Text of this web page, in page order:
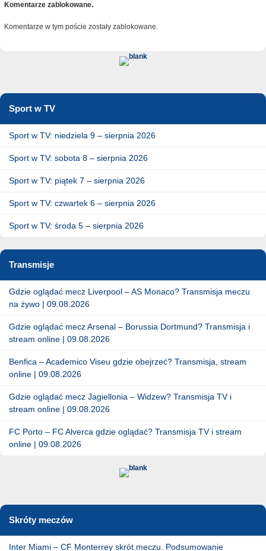
Komentarze zablokowane.
Komentarze w tym poście zostały zablokowane.
Sport w TV
Sport w TV: niedziela 9 – sierpnia 2026
Sport w TV: sobota 8 – sierpnia 2026
Sport w TV: piątek 7 – sierpnia 2026
Sport w TV: czwartek 6 – sierpnia 2026
Sport w TV: środa 5 – sierpnia 2026
Transmisje
Gdzie oglądać mecz Liverpool – AS Monaco? Transmisja meczu
na żywo | 09.08.2026
Gdzie oglądać mecz Arsenal – Borussia Dortmund? Transmisja i
stream online | 09.08.2026
Benfica – Academico Viseu gdzie obejrzeć? Transmisja, stream
online | 09.08.2026
Gdzie oglądać mecz Jagiellonia – Widzew? Transmisja TV i
stream online | 09.08.2026
FC Porto – FC Alverca gdzie oglądać? Transmisja TV i stream
online | 09.08.2026
Skróty meczów
Inter Miami – CF Monterrey skrót meczu. Podsumowanie